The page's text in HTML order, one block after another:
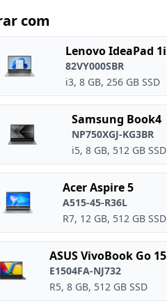
com
Lenovo IdeaPad 1i
82VY000SBR
i3, 8 GB, 256 GB SSD
Samsung Book4
NP750XGJ-KG3BR
i5, 8 GB, 512 GB SSD
Acer Aspire 5
A515-45-R36L
R7, 12 GB, 512 GB SSD
ASUS VivoBook Go 15
E1504FA-NJ732
R5, 8 GB, 512 GB SSD